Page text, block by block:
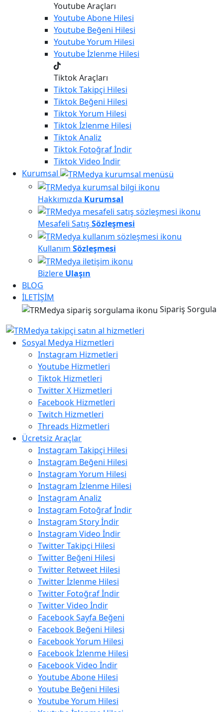
Youtube Araçları
YoutubeAbone Hilesi
Youtube Beğeni Hilesi
YoutubeYorum Hilesi
Youtubeİzlenme Hilesi
Tiktok Araçları
TiktokTakipçi Hilesi
Tiktok Beğeni Hilesi
TiktokYorum Hilesi
Tiktokİzlenme Hilesi
TiktokAnaliz
Tiktok Fotoğraf İndir
TiktokVideo İndir
Kurumsal
Hakkımızda Kurumsal
Mesafeli Satış Sözleşmesi
Kullanım Sözleşmesi
Bizlere Ulaşın
BLOG
İLETİŞİM
Sipariş Sorgula
Sosyal Medya Hizmetleri
Instagram Hizmetleri
Youtube Hizmetleri
Tiktok Hizmetleri
Twitter X Hizmetleri
Facebook Hizmetleri
Twitch Hizmetleri
Threads Hizmetleri
Ücretsiz Araçlar
Instagram Takipçi Hilesi
Instagram Beğeni Hilesi
Instagram Yorum Hilesi
Instagram İzlenme Hilesi
Instagram Analiz
Instagram Fotoğraf İndir
Instagram Story İndir
Instagram Video İndir
Twitter Takipçi Hilesi
Twitter Beğeni Hilesi
Twitter Retweet Hilesi
Twitter İzlenme Hilesi
Twitter Fotoğraf İndir
Twitter Video İndir
Facebook Sayfa Beğeni
Facebook Beğeni Hilesi
Facebook Yorum Hilesi
Facebook İzlenme Hilesi
Facebook Video İndir
Youtube Abone Hilesi
Youtube Beğeni Hilesi
Youtube Yorum Hilesi